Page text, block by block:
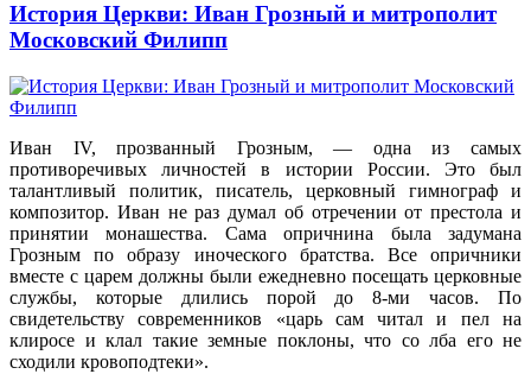
История Церкви: Иван Грозный и митрополит
Московский Филипп
Иван IV, прозванный Грозным, — одна из самых
противоречивых личностей в истории России. Это был
талантливый политик, писатель, церковный гимнограф и
композитор. Иван не раз думал об отречении от престола и
принятии монашества. Сама опричнина была задумана
Грозным по образу иноческого братства. Все опричники
вместе с царем должны были ежедневно посещать церковные
службы, которые длились порой до 8-ми часов. По
свидетельству современников «царь сам читал и пел на
клиросе и клал такие земные поклоны, что со лба его не
сходили кровоподтеки».